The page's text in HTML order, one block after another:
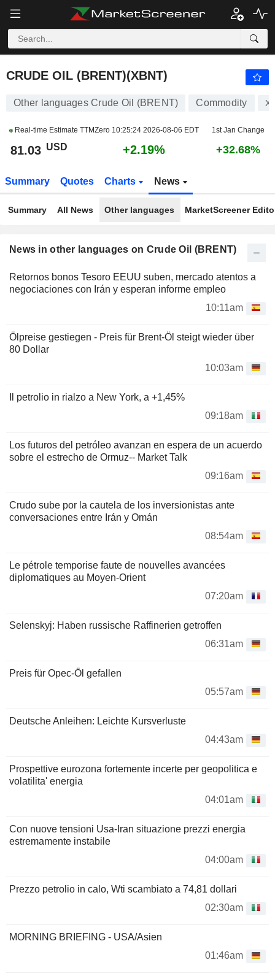
CRUDE OIL (BRENT)
CRUDE OIL (BRENT)(XBNT)
Other languages Crude Oil (BRENT) Commodity
Real-time Estimate TTMZero 10:25:24 2026-08-06 EDT 1st Jan Change
81.03 USD +2.19% +32.68%
Summary Quotes Charts News
Summary All News Other languages MarketScreener
News in other languages on Crude Oil (BRENT)
Retornos bonos Tesoro EEUU suben, mercado atentos a
negociaciones con Irán y esperan informe empleo
10:11am
Ölpreise gestiegen - Preis für Brent-Öl steigt wieder über
80 Dollar
10:03am
Il petrolio in rialzo a New York, a +1,45%
09:18am
Los futuros del petróleo avanzan en espera de un acuerdo
sobre el estrecho de Ormuz-- Market Talk
09:16am
Crudo sube por la cautela de los inversionistas ante
conversaciones entre Irán y Omán
08:54am
Le pétrole temporise faute de nouvelles avancées
diplomatiques au Moyen-Orient
07:20am
Selenskyj: Haben russische Raffinerien getroffen
06:31am
Preis für Opec-Öl gefallen
05:57am
Deutsche Anleihen: Leichte Kursverluste
04:43am
Prospettive eurozona fortemente incerte per geopolitica e
volatilita' energia
04:01am
Con nuove tensioni Usa-Iran situazione prezzi energia
estremamente instabile
04:00am
Prezzo petrolio in calo, Wti scambiato a 74,81 dollari
02:30am
MORNING BRIEFING - USA/Asien
01:46am